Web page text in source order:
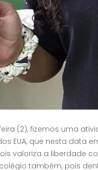
(2), fizemos uma
EUA, que nesta data
valoriza a liberdade
também, pois